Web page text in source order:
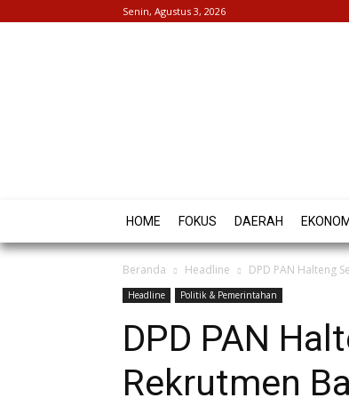
Senin, Agustus 3, 2026
HOME FOKUS DAERAH
Beranda Headline DPD PAN Halteng
Headline Politik & Pemerintahan
DPD PAN
Rekrutmen